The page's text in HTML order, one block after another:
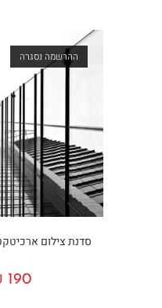
ההרשמה נסגרה
סדנת צילום
190